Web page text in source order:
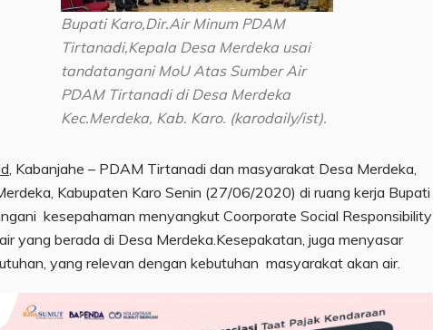
Bupati Karo,Dir.Air Minum PDAM
Tirtanadi,Kepala Desa Merdeka usai
tandatangani MoU Atas Sumber Air
PDAM Tirtanadi di Desa Merdeka
Kec.Merdeka, Kab. Karo. (karodaily/ist).
, Kabanjahe – PDAM Tirtanadi dan masyarakat Desa Merdeka,
Kabupaten Karo Senin (27/06/2020) di ruang kerja Bupati
kesepahaman menyangkut Coorporate Social Responsibility
yang berada di Desa Merdeka.Kesepakatan, juga menyasar
yang relevan dengan kebutuhan masyarakat akan air.